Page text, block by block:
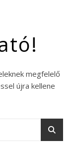
megfelelő
újra kellene